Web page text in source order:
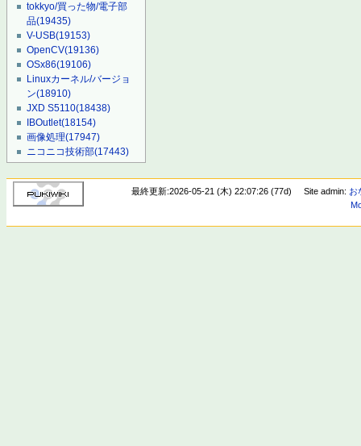
tokkyo/買った物/電子部
品(19435)
V-USB(19153)
OpenCV(19136)
OSx86(19106)
Linuxカーネル/バージョ
ン(18910)
JXD S5110(18438)
IBOutlet(18154)
画像処理(17947)
ニコニコ技術部(17443)
最終更新:2026-05-21 (木) 22:07:26 (77d) Site admin: お